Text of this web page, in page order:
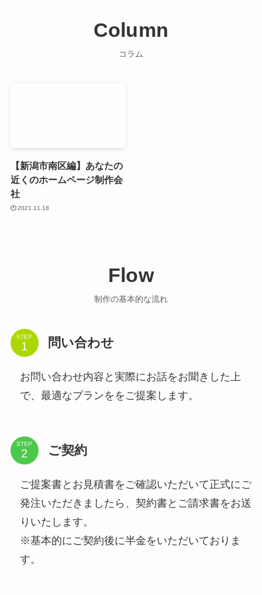
Column
コラム
【新潟市南区編】あなたの
近くのホームページ制作会
社
2021.11.18
Flow
制作の基本的な流れ
STEP 問い合わせ
お問い合わせ内容と実際にお話をお聞きした上
で、最適なプランををご提案します。
STEP ご契約
ご提案書とお見積書をご確認いただいて正式にご
発注いただきましたら、契約書とご請求書をお送
りいたします。
※基本的にご契約後に半金をいただいておりま
す。